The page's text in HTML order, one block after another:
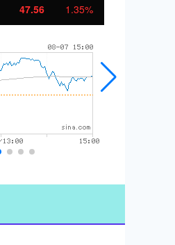
47.56 1.35%